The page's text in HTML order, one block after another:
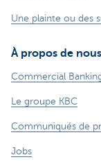
Une plainte ou des
À propos de nous
Commercial
Le groupe KBC
Communiqués de
Jobs